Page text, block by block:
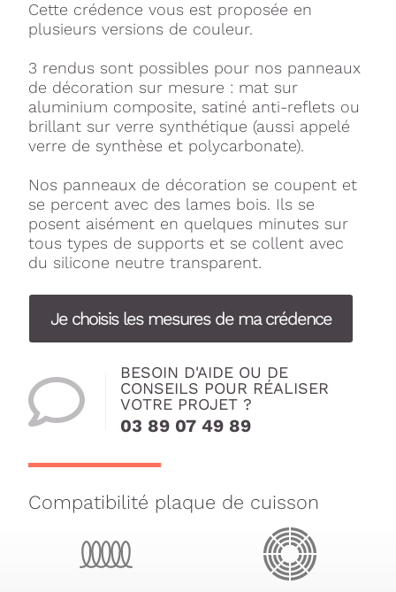
Cette crédence vous est proposée en
plusieurs versions de couleur.
3 rendus sont possibles pour nos panneaux
de décoration sur mesure : mat sur
aluminium composite, satiné anti-reflets ou
brillant sur verre synthétique (aussi appelé
verre de synthèse et polycarbonate).
Nos panneaux de décoration se coupent et
se percent avec des lames bois. Ils se
posent aisément en quelques minutes sur
tous types de supports et se collent avec
du silicone neutre transparent.
Je choisis les mesures de ma crédence
BESOIN D'AIDE OU DE
CONSEILS POUR RÉALISER
VOTRE PROJET ?
03 89 07 49 89
Compatibilité plaque de cuisson